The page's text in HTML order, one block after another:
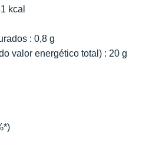
kcal
: 0,8 g
valor energético total) : 20 g